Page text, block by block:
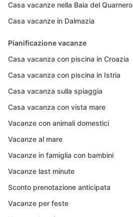
Casa vacanze nella Baia del Quarnero
Casa vacanze in Dalmazia
Pianificazione vacanze
Casa vacanza con piscina in Croazia
Casa vacanza con piscina in Istria
Casa vacanza sulla spiaggia
Casa vacanza con vista mare
Vacanze con animali domestici
Vacanze al mare
Vacanze in famiglia con bambini
Vacanze last minute
Sconto prenotazione anticipata
Vacanze per feste